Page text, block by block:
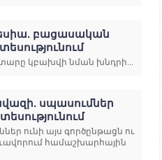
բացասական
կբախվի նման խնդրի...
սպասումներ
ունի այս գործընթացն ու
համաշխարհային